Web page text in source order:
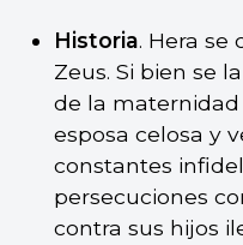
Historia. Hera se
Zeus. Si bien se
de la
esposa celosa y
constantes
persecuciones
contra sus hijos